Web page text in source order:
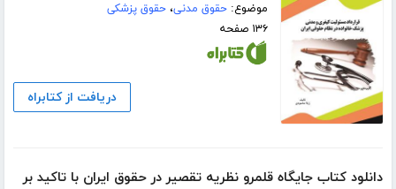
موضوع:حقوق مدنی،حقوق پزشکی
۱۳۶ صفحه
دریافت از کتابراه
دانلود کتاب جایگاه قلمرو نظریه تقصیر در حقوق ایران با تاکید بر